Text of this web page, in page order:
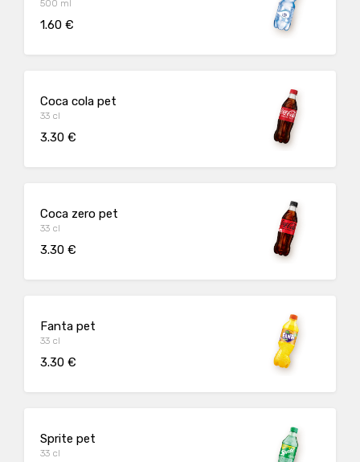
500 ml
1.60 €
Coca cola pet
33 cl
3.30 €
Coca zero pet
33 cl
3.30 €
Fanta pet
33 cl
3.30 €
Sprite pet
33 cl